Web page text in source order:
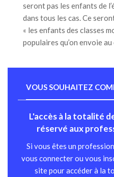
seront pas les enfants de
dans tous les cas. Ce
« les enfants des classes
populaires qu’on envoie au
VOUS SOUHAITEZ
L'accès à la totalité
réservé aux
Si vous êtes un
vous connecter ou vous
site pour accéder à la